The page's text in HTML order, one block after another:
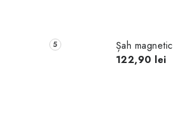
Șah magnetic
122,90 lei